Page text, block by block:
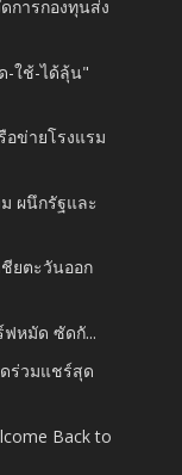
การกองทุนส่ง
-ใช้-ได้ลุ้น"
อข่ายโรงแรม
ผนึกรัฐและ
ยตะวันออก
ฟหมัด ซัดกั...
ดร่วมแชร์สุด
Back to